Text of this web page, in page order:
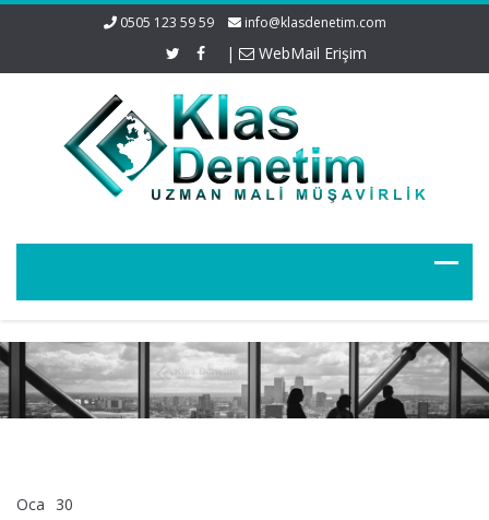
0505 123 59 59 info@klasdenetim.com
| WebMail Erişim
Oca 30